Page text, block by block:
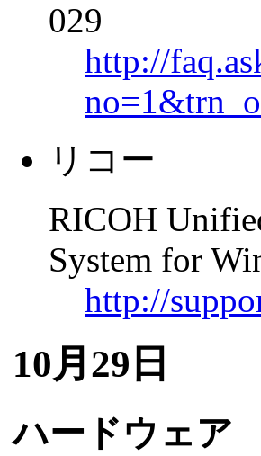
029
http://
リコー
RICOH
System for
http://
10月29日
ハードウェア